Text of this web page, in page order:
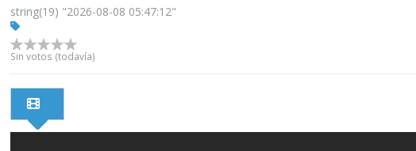
string(19) "2026-08-08 05:47:12"
Sin votos (todavía)